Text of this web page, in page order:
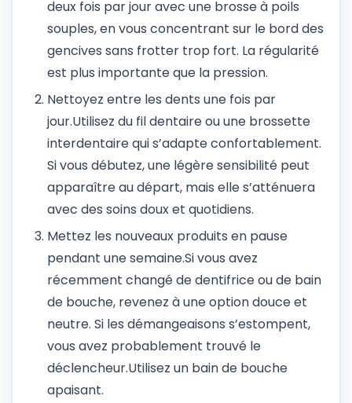
deux fois par jour avec une brosse à poils
souples, en vous concentrant sur le bord des
gencives sans frotter trop fort. La régularité
est plus importante que la pression.
Nettoyez entre les dents une fois par
jour.Utilisez du fil dentaire ou une brossette
interdentaire qui s’adapte confortablement.
Si vous débutez, une légère sensibilité peut
apparaître au départ, mais elle s’atténuera
avec des soins doux et quotidiens.
Mettez les nouveaux produits en pause
pendant une semaine.Si vous avez
récemment changé de dentifrice ou de bain
de bouche, revenez à une option douce et
neutre. Si les démangeaisons s’estompent,
vous avez probablement trouvé le
déclencheur.Utilisez un bain de bouche
apaisant.